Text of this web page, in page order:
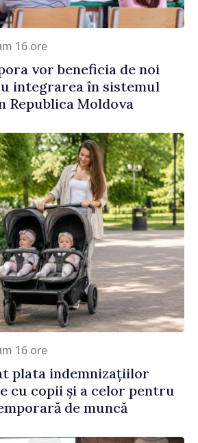
16 ore
vor beneficia de noi
integrarea în sistemul
Republica Moldova
16 ore
plata indemnizațiilor
cu copii și a celor pentru
de muncă